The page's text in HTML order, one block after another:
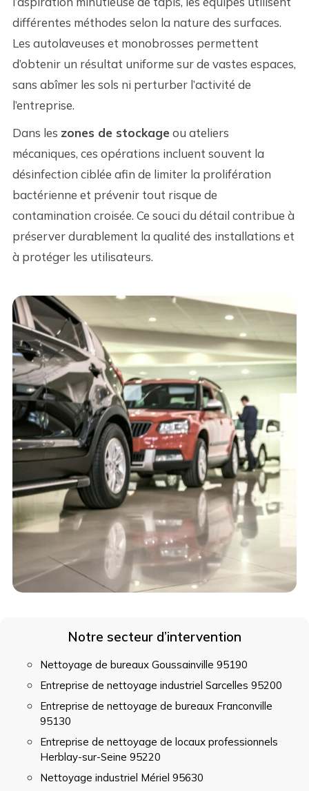
différentes méthodes selon la nature des surfaces.
Les autolaveuses et monobrosses permettent
d’obtenir un résultat uniforme sur de vastes espaces,
sans abîmer les sols ni perturber l’activité de
l’entreprise.
Dans les zones de stockageou ateliers
mécaniques, ces opérations incluent souvent la
désinfection ciblée afin de limiter la prolifération
bactérienne et prévenir tout risque de
contamination croisée. Ce souci du détail contribue à
préserver durablement la qualité des installations et
à protéger les utilisateurs.
Notre secteur d’intervention
Nettoyage de bureaux Goussainville 95190
Entreprise de nettoyage industriel Sarcelles 95200
Entreprise de nettoyage de bureaux Franconville
95130
Entreprise de nettoyage de locaux professionnels
Herblay-sur-Seine 95220
Nettoyage industriel Mériel 95630